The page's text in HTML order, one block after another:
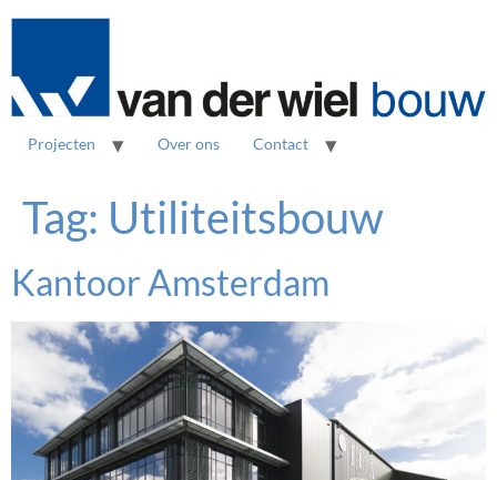
Projecten Over ons Contact
Tag: Utiliteitsbouw
Kantoor Amsterdam